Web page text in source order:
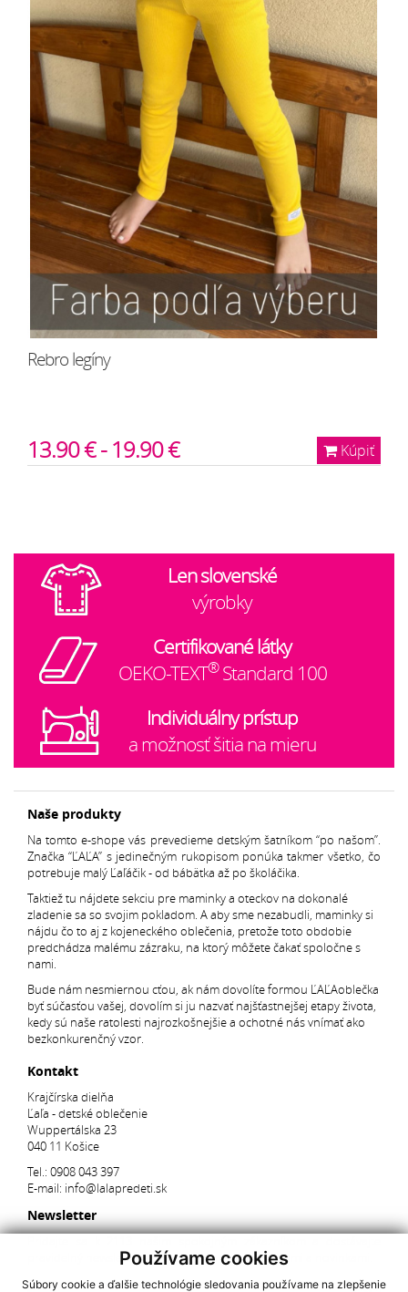
Používame cookies
Súbory cookie a ďalšie technológie sledovania používame na zlepšenie
Rebro legíny
Kúpiť
13.90 € - 19.90 €
Len slovenské
výrobky
Certifikované látky
OEKO-TEXT®Standard 100
Individuálny prístup
a možnosť šitia na mieru
Naše produkty
Na tomto e-shope vás prevedieme detským šatníkom “po našom”.
Značka “ĽAĽA” s jedinečným rukopisom ponúka takmer všetko, čo
potrebuje malý Ľaľáčik - od bábätka až po školáčika.
Taktiež tu nájdete sekciu pre maminky a oteckov na dokonalé
zladenie sa so svojim pokladom. A aby sme nezabudli, maminky si
nájdu čo to aj z kojeneckého oblečenia, pretože toto obdobie
predchádza malému zázraku, na ktorý môžete čakať spoločne s
nami.
Bude nám nesmiernou cťou, ak nám dovolíte formou ĽAĽAoblečka
byť súčasťou vašej, dovolím si ju nazvať najšťastnejšej etapy života,
kedy sú naše ratolesti najrozkošnejšie a ochotné nás vnímať ako
bezkonkurenčný vzor.
Kontakt
Krajčírska dielňa
Ľaľa - detské oblečenie
Wuppertálska 23
040 11 Košice
Tel.: 0908 043 397
E-mail: info@lalapredeti.sk
Newsletter
pravidelný newsletter s aktuálnymi akciami, súťažami a novinkami.